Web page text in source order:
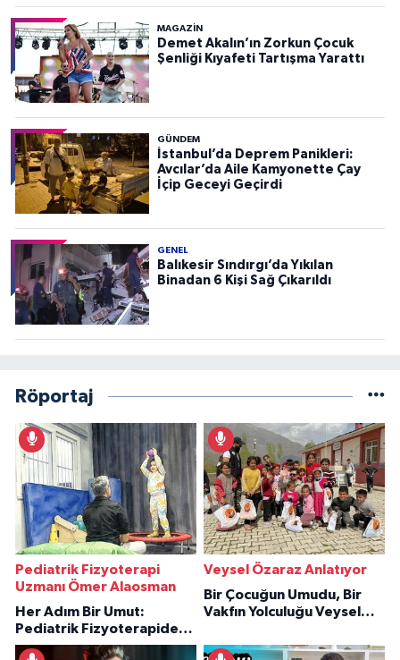
MAGAZİN
Demet Akalın’ın Zorkun Çocuk
Şenliği Kıyafeti Tartışma Yarattı
GÜNDEM
İstanbul’da Deprem Panikleri:
Avcılar’da Aile Kamyonette Çay
İçip Geceyi Geçirdi
GENEL
Balıkesir Sındırgı’da Yıkılan
Binadan 6 Kişi Sağ Çıkarıldı
Röportaj
Pediatrik Fizyoterapi
Uzmanı Ömer Alaosman
Her Adım Bir Umut:
Pediatrik Fizyoterapiden
İlham Veren Hikâyeler
Veysel Özaraz Anlatıyor
Bir Çocuğun Umudu, Bir
Vakfın Yolculuğu Veysel